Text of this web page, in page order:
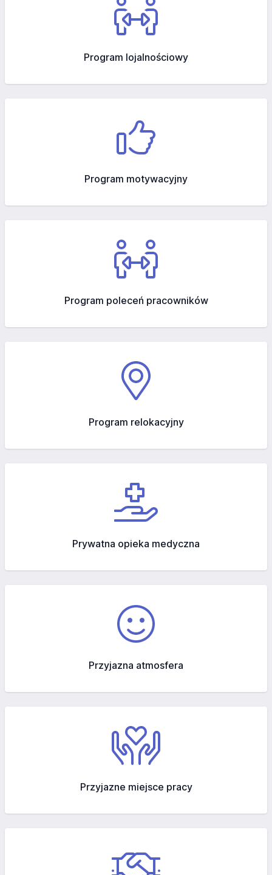
Program lojalnościowy
Program motywacyjny
Program poleceń pracowników
Program relokacyjny
Prywatna opieka medyczna
Przyjazna atmosfera
Przyjazne miejsce pracy